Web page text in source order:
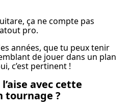
ça ne compte pas
pro.
années, que tu peux tenir
de jouer dans un plan
c’est pertinent !
avec cette
tournage ?